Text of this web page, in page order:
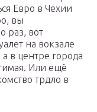
Евро в Чехии
вы
раз, вот
на вокзале
в центре города
Или ещё
трдло в